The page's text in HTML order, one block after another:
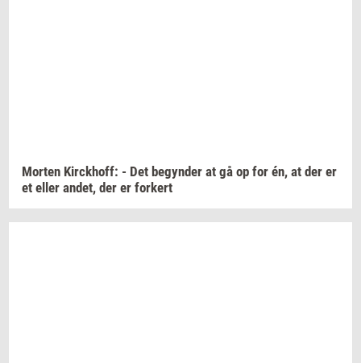
Mor­ten Kirck­hoff: - Det be­gyn­der at gå op for én, at der er
et eller andet, der er for­kert